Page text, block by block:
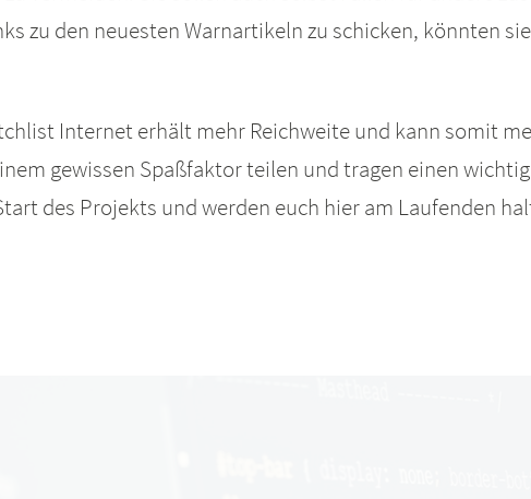
zu den neuesten Warnartikeln zu schicken, könnten
Internet erhält mehr Reichweite und kann somit
gewissen Spaßfaktor teilen und tragen einen
des Projekts und werden euch hier am Laufenden